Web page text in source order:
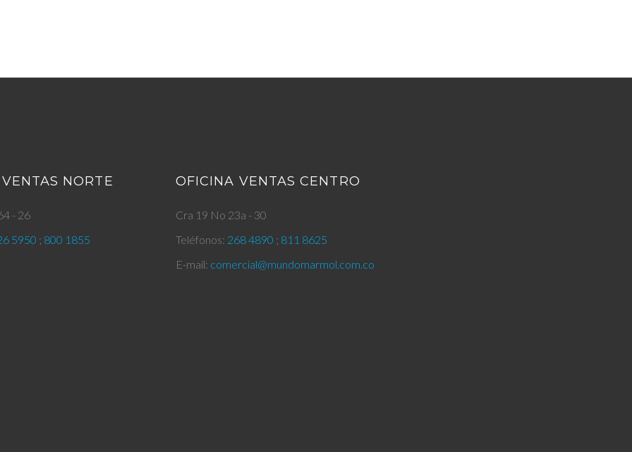
NORTE
- 26
5950 ; 800 1855
OFICINA VENTAS CENTRO
Cra 19 No 23a - 30
Teléfonos: 268 4890 ; 811 8625
E-mail: comercial@mundomarmol.com.co